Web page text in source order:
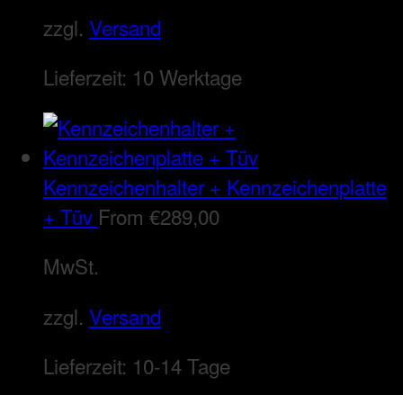
zzgl. Versand
Lieferzeit: 10 Werktage
Kennzeichenhalter + Kennzeichenplatte
+ Tüv From €289,00
MwSt.
zzgl. Versand
Lieferzeit: 10-14 Tage